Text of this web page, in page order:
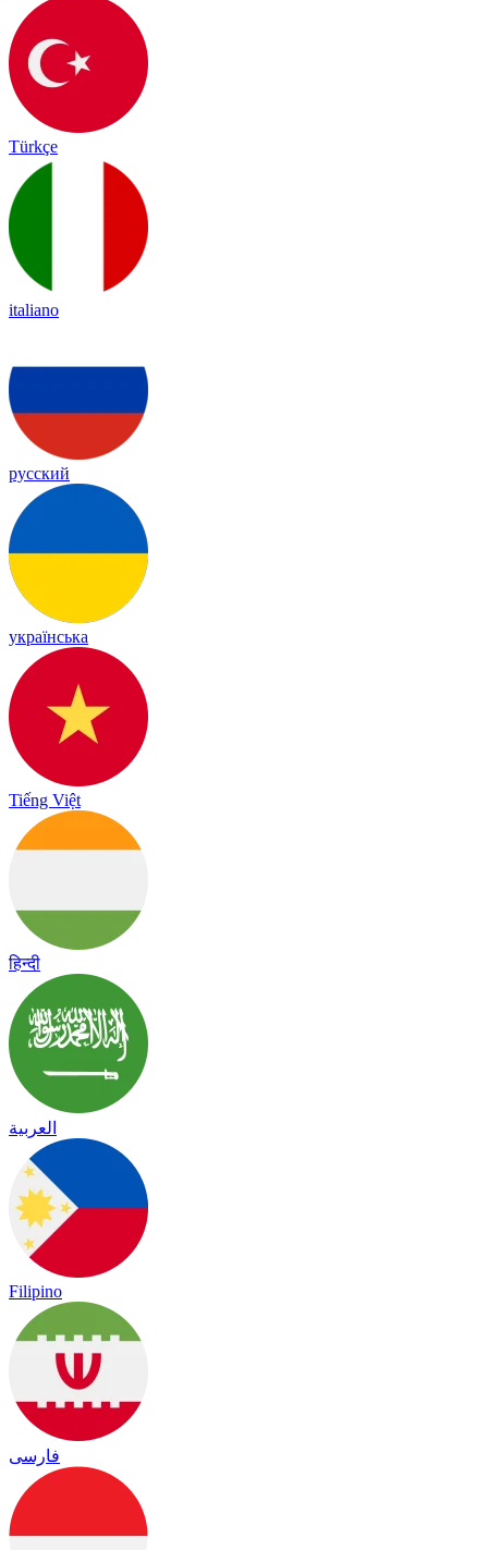
Türkçe
italiano
русский
українська
Tiếng Việt
हिन्दी
العربية
Filipino
فارسی